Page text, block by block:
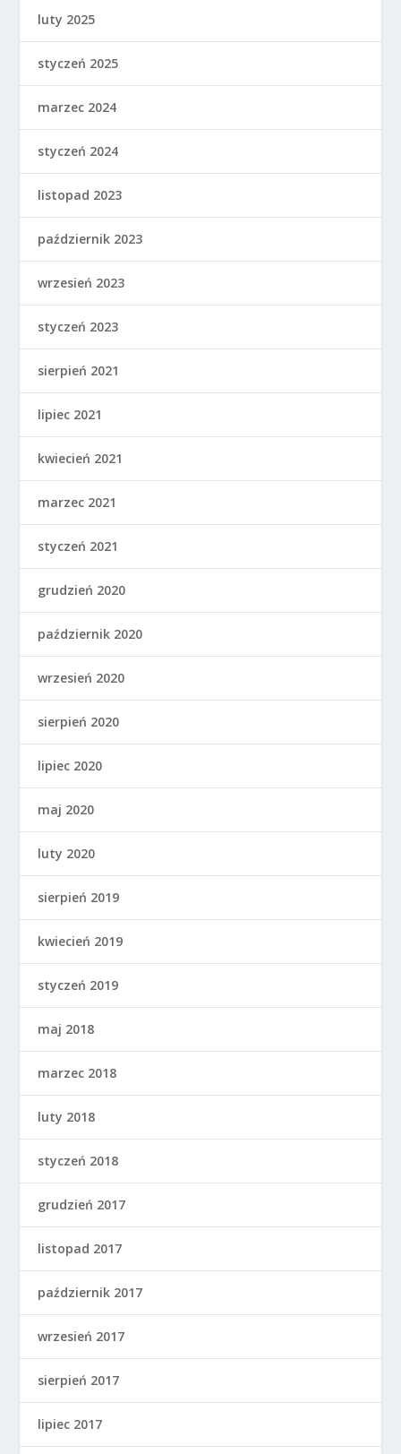
luty 2025
styczeń 2025
marzec 2024
styczeń 2024
listopad 2023
październik 2023
wrzesień 2023
styczeń 2023
sierpień 2021
lipiec 2021
kwiecień 2021
marzec 2021
styczeń 2021
grudzień 2020
październik 2020
wrzesień 2020
sierpień 2020
lipiec 2020
maj 2020
luty 2020
sierpień 2019
kwiecień 2019
styczeń 2019
maj 2018
marzec 2018
luty 2018
styczeń 2018
grudzień 2017
listopad 2017
październik 2017
wrzesień 2017
sierpień 2017
lipiec 2017